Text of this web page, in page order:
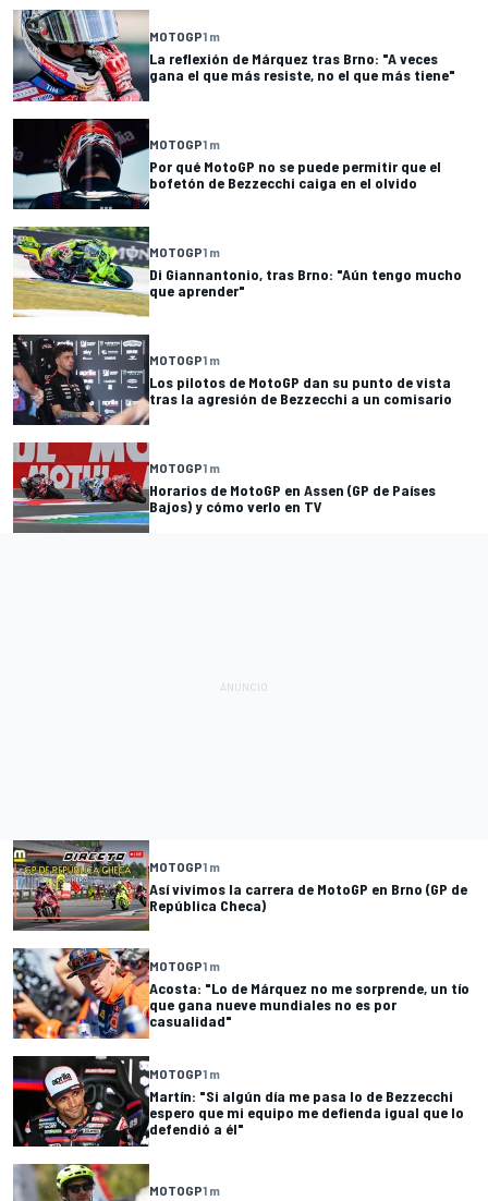
MOTOGP1 m
La reflexión de Márquez tras Brno: "A veces
gana el que más resiste, no el que más tiene"
MOTOGP1 m
Por qué MotoGP no se puede permitir que el
bofetón de Bezzecchi caiga en el olvido
MOTOGP1 m
Di Giannantonio, tras Brno: "Aún tengo mucho
que aprender"
MOTOGP1 m
Los pilotos de MotoGP dan su punto de vista
tras la agresión de Bezzecchi a un comisario
MOTOGP1 m
Horarios de MotoGP en Assen (GP de Países
Bajos) y cómo verlo en TV
MOTOGP1 m
Así vivimos la carrera de MotoGP en Brno (GP de
República Checa)
MOTOGP1 m
Acosta: "Lo de Márquez no me sorprende, un tío
que gana nueve mundiales no es por
casualidad"
MOTOGP1 m
Martín: "Si algún día me pasa lo de Bezzecchi
espero que mi equipo me defienda igual que lo
defendió a él"
MOTOGP1 m